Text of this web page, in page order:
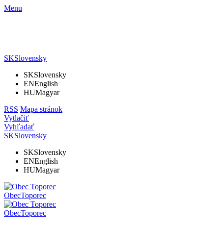
Menu
SKSlovensky
SKSlovensky
ENEnglish
HUMagyar
RSS Mapa stránok
Vytlačiť
Vyhľadať
SKSlovensky
SKSlovensky
ENEnglish
HUMagyar
ObecToporec
ObecToporec